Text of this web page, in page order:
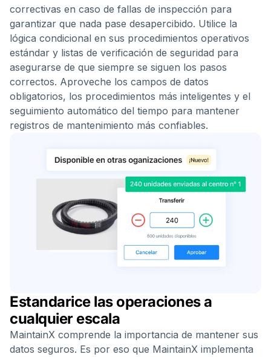
correctivas en caso de fallas de inspección para
garantizar que nada pase desapercibido. Utilice la
lógica condicional en sus procedimientos operativos
estándar y listas de verificación de seguridad para
asegurarse de que siempre se siguen los pasos
correctos. Aproveche los campos de datos
obligatorios, los procedimientos más inteligentes y el
seguimiento automático del tiempo para mantener
registros de mantenimiento más confiables.
Estandarice las operaciones a
cualquier escala
MaintainX comprende la importancia de mantener sus
datos seguros. Es por eso que MaintainX implementa